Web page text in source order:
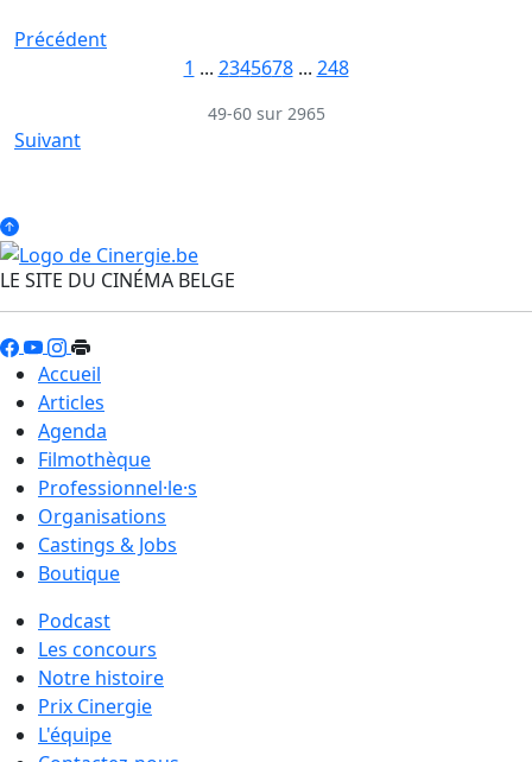
Précédent
1 ... 2345678 ... 248
49-60 sur 2965
Suivant
LE SITE DU CINÉMA BELGE
Accueil
Articles
Agenda
Filmothèque
Professionnel·le·s
Organisations
Castings & Jobs
Boutique
Podcast
Les concours
Notre histoire
Prix Cinergie
L'équipe